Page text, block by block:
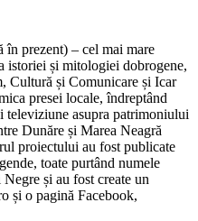
prezent) – cel mai mare
istoriei și mitologiei dobrogene,
Cultură și Comunicare și Icar
presei locale, îndreptând
televiziune asupra patrimoniului
Dunăre și Marea Neagră
proiectului au fost publicate
toate purtând numele
și au fost create un
și o pagină Facebook,